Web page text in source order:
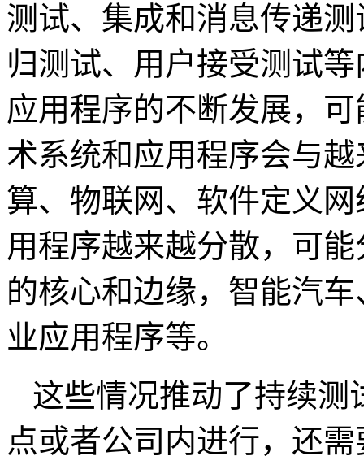
测试、集成和消息传递
归测试、用户接受测试
应用程序的不断发展，
术系统和应用程序会与
算、物联网、软件定义
用程序越来越分散，可
的核心和边缘，智能汽
业应用程序等。
这些情况推动了持续
点或者公司内进行，还